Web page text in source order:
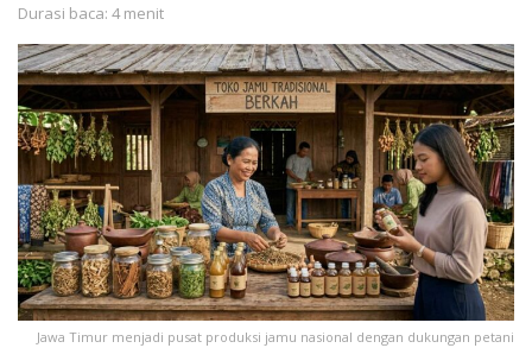
Durasi baca: 4 menit
Jawa Timur menjadi pusat produksi jamu nasional dengan dukungan petani